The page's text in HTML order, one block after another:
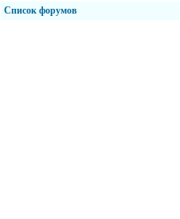
Список форумов